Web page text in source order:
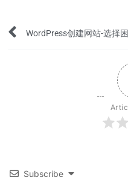
Prev
Subscribe